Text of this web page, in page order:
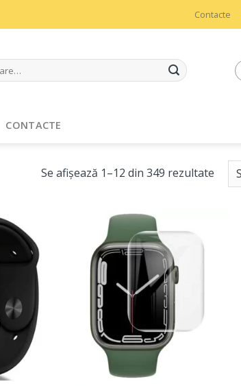
Contacte
CONTACTE
Se afișează 1–12 din 349 rezultate
Adaugă
Favorite
Adaugă